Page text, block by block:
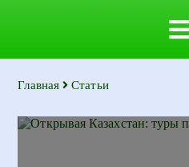
Главная Статьи